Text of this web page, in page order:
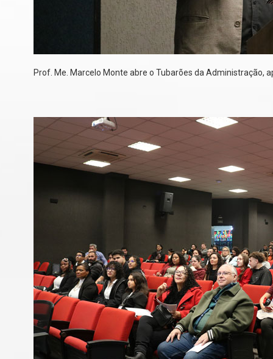
Prof. Me. Marcelo Monte abre o Tubarões da Administração,